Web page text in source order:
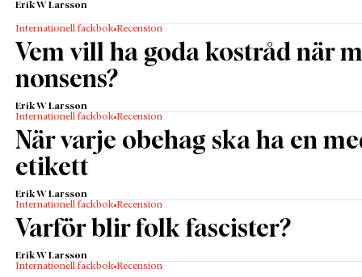
Erik W Larsson
Internationell fackbok Recension
Vem vill ha goda kostråd när
nonsens?
Erik W Larsson
Internationell fackbok Recension
När varje obehag ska ha en
etikett
Erik W Larsson
Internationell fackbok Recension
Varför blir folk fascister?
Erik W Larsson
Internationell fackbok Recension